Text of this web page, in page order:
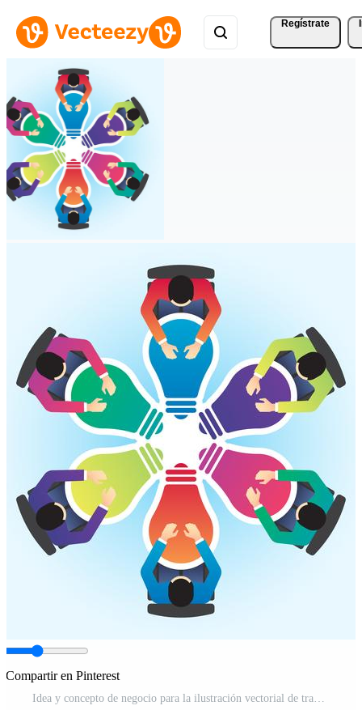
Regístrate
Compartir en Pinterest
Idea y concepto de negocio para la ilustración vectorial de trabajo en equipo Pro Vector y Pro SVG